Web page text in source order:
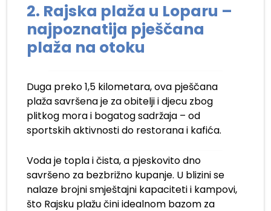
2. Rajska plaža u Loparu –
najpoznatija pješčana
plaža na otoku
Duga preko 1,5 kilometara, ova pješčana
plaža savršena je za obitelji i djecu zbog
plitkog mora i bogatog sadržaja – od
sportskih aktivnosti do restorana i kafića.
Voda je topla i čista, a pjeskovito dno
savršeno za bezbrižno kupanje. U blizini se
nalaze brojni smještajni kapaciteti i kampovi,
što Rajsku plažu čini idealnom bazom za